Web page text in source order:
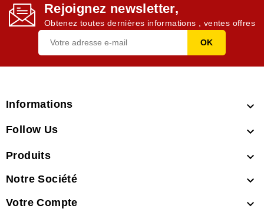
Rejoignez newsletter,
Obtenez toutes dernières informations , ventes offres
Informations 
Follow Us 
Produits 
Notre Société 
Votre Compte 